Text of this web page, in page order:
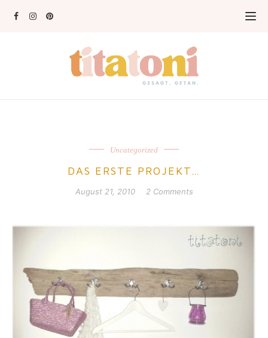
Uncategorized
DAS ERSTE PROJEKT…
August 21, 2010 2 Comments